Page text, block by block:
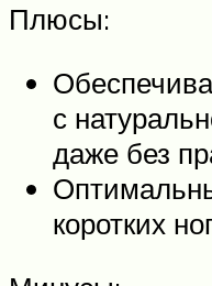
Плюсы:
с
даже без
коротких